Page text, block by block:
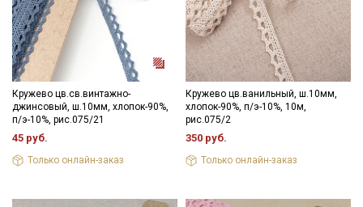
Кружево цв.св.винтажно-
джинсовый, ш.10мм, хлопок-90%,
п/э-10%, рис.075/21
45 руб.
Только онлайн-заказ
Кружево цв.ванильный, ш.10мм,
хлопок-90%, п/э-10%, 10м,
рис.075/2
350 руб.
Только онлайн-заказ
Секретная рассылка от Купава
Мы публикуем здесь дополнительные
промокоды и скидки до 30% на узкие
категории тканей